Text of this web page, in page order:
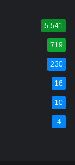
5 541
719
230
16
10
4